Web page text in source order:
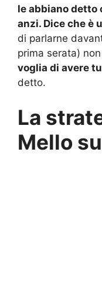
le abbiano detto
anzi. Dice che è
di parlarne
prima serata)
voglia di avere
detto.
La
Mello